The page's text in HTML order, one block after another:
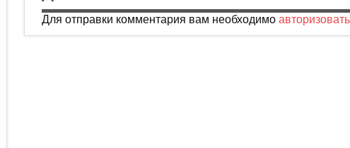
Для отправки комментария вам необходимо